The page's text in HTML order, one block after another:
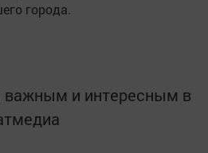
города.
и интересным в